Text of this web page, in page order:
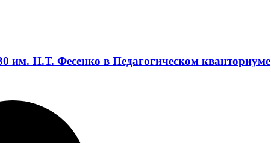
им. Н.Т. Фесенко в Педагогическом кванториуме